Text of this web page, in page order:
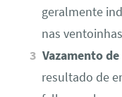
geralmente
nas
Vazamento
resultado de